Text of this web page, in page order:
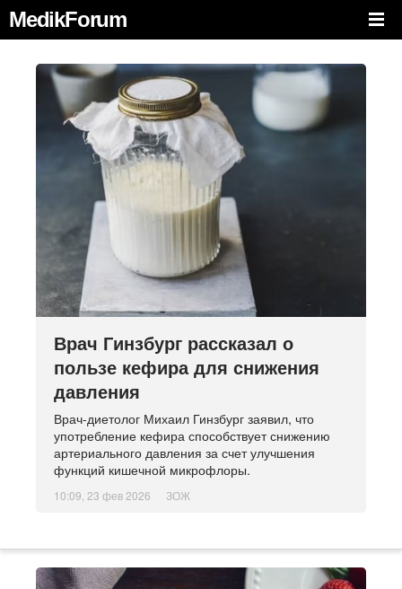
MedikForum
Врач Гинзбург рассказал о
пользе кефира для снижения
давления
Врач-диетолог Михаил Гинзбург заявил, что
употребление кефира способствует снижению
артериального давления за счет улучшения
функций кишечной микрофлоры.
10:09, 23 фев 2026 ЗОЖ